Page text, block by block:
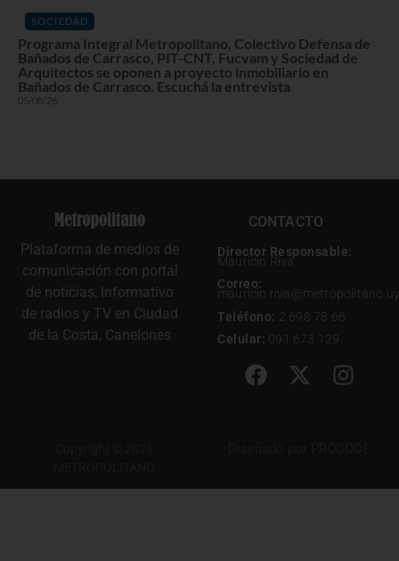
SOCIEDAD
Programa Integral Metropolitano, Colectivo Defensa de
Bañados de Carrasco, PIT-CNT, Fucvam y Sociedad de
Arquitectos se oponen a proyecto inmobiliario en
Bañados de Carrasco. Escuchá la entrevista
05/08/26
Plataforma de medios de
comunicación con portal
de noticias, Informativo
de radios y TV en Ciudad
de la Costa, Canelones
CONTACTO
Director Responsable:
Mauricio Riva
Correo:
mauricio.riva@metropolitano.uy
Teléfono: 2 698 78 66
Celular: 091 673 129